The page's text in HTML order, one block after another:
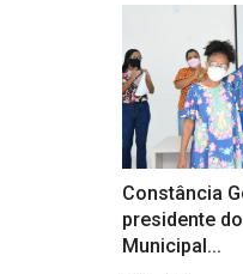
Constância
presidente
Municipal...